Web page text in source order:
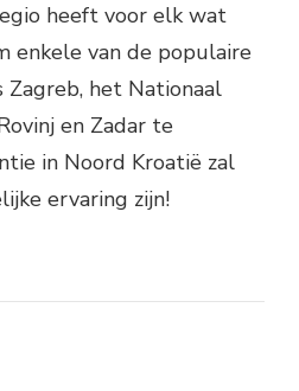
heeft voor elk wat
enkele van de populaire
Zagreb, het Nationaal
en Zadar te
in Noord Kroatië zal
ervaring zijn!